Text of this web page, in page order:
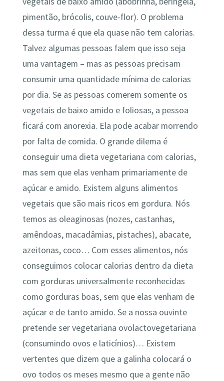
pimentão, brócolis, couve-flor). O problema
dessa turma é que ela quase não tem calorias.
Talvez algumas pessoas falem que isso seja
uma vantagem – mas as pessoas precisam
consumir uma quantidade mínima de calorias
por dia. Se as pessoas comerem somente os
vegetais de baixo amido e foliosas, a pessoa
ficará com anorexia. Ela pode acabar morrendo
por falta de comida. O grande dilema é
conseguir uma dieta vegetariana com calorias,
mas sem que elas venham primariamente de
açúcar e amido. Existem alguns alimentos
vegetais que são mais ricos em gordura. Nós
temos as oleaginosas (nozes, castanhas,
amêndoas, macadâmias, pistaches), abacate,
azeitonas, coco… Com esses alimentos, nós
conseguimos colocar calorias dentro da dieta
com gorduras universalmente reconhecidas
como gorduras boas, sem que elas venham de
açúcar e de tanto amido. Se a nossa ouvinte
pretende ser vegetariana ovolactovegetariana
(consumindo ovos e laticínios)… Existem
vertentes que dizem que a galinha colocará o
ovo todos os meses mesmo que a gente não